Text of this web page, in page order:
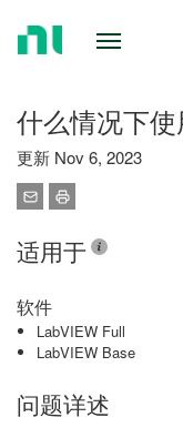
什么情况下使
更新 Nov 6, 2023
适用于
软件
LabVIEW Full
LabVIEW Base
问题详述